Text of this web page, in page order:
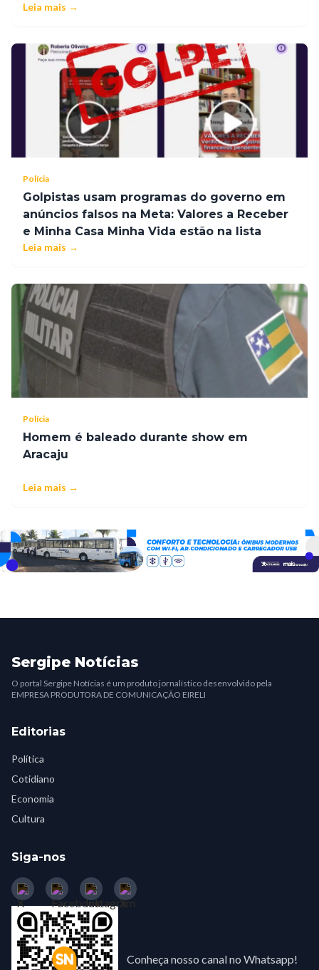
Leia mais →
Polícia
Golpistas usam programas do governo em
anúncios falsos na Meta: Valores a Receber
e Minha Casa Minha Vida estão na lista
Leia mais →
Polícia
Homem é baleado durante show em
Aracaju
Leia mais →
Sergipe Notícias
O portal Sergipe Notícias é um produto jornalístico desenvolvido pela
EMPRESA PRODUTORA DE COMUNICAÇÃO EIRELI
Editorias
Política
Cotidiano
Economia
Cultura
Siga-nos
Conheça nosso canal no Whatsapp!